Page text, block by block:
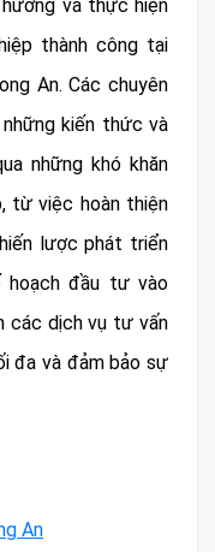
và thực hiện
thành công tại
An. Các chuyên
kiến thức và
những khó khăn
từ việc hoàn thiện
lược phát triển
hoạch đầu tư vào
các dịch vụ tư vấn
đa và đảm bảo sự
An